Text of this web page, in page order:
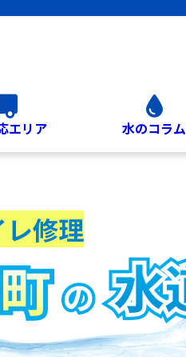
エリア 水のコラム
修理